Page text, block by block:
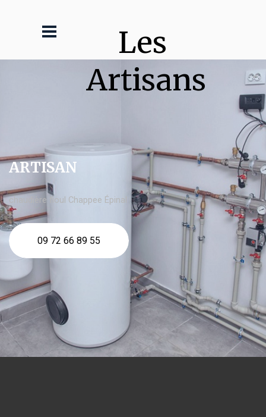
Les
Artisans
ARTISAN
chaudière fioul Chappee Épinal
09 72 66 89 55